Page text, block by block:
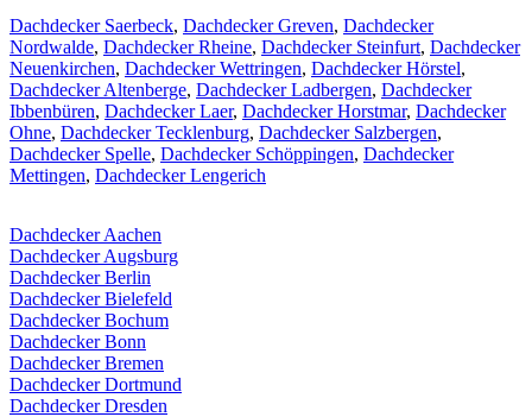
Dachdecker Saerbeck, Dachdecker Greven, Dachdecker
Nordwalde, Dachdecker Rheine, Dachdecker Steinfurt, Dachdecker
Neuenkirchen, Dachdecker Wettringen, Dachdecker Hörstel,
Dachdecker Altenberge, Dachdecker Ladbergen, Dachdecker
Ibbenbüren, Dachdecker Laer, Dachdecker Horstmar, Dachdecker
Ohne, Dachdecker Tecklenburg, Dachdecker Salzbergen,
Dachdecker Spelle, Dachdecker Schöppingen, Dachdecker
Mettingen, Dachdecker Lengerich
Dachdecker Aachen
Dachdecker Augsburg
Dachdecker Berlin
Dachdecker Bielefeld
Dachdecker Bochum
Dachdecker Bonn
Dachdecker Bremen
Dachdecker Dortmund
Dachdecker Dresden